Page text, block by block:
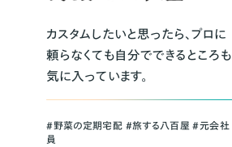
カスタムしたいと思ったら、プロに
頼らなくても自分でできるところも
気に入っています。
＃野菜の定期宅配 ＃旅する八百屋 ＃元会社
員